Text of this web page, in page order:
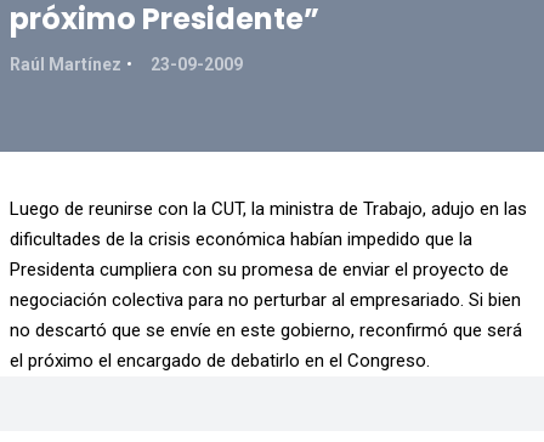
próximo Presidente”
Raúl Martínez 23-09-2009
Luego de reunirse con la CUT, la ministra de Trabajo, adujo en las
dificultades de la crisis económica habían impedido que la
Presidenta cumpliera con su promesa de enviar el proyecto de
negociación colectiva para no perturbar al empresariado. Si bien
no descartó que se envíe en este gobierno, reconfirmó que será
el próximo el encargado de debatirlo en el Congreso.